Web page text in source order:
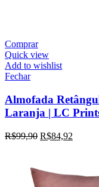
Comprar
Quick view
Add to wishlist
Fechar
Almofada
Laranja | LC
R$99,90 R$84,92